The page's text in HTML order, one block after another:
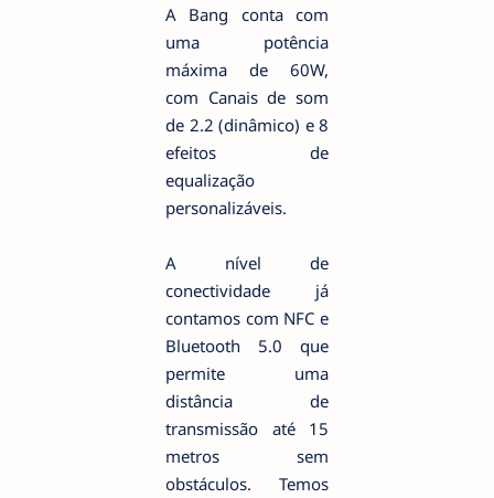
A Bang conta com
uma potência
máxima de 60W,
com Canais de som
de 2.2 (dinâmico) e 8
efeitos de
equalização
personalizáveis.
A nível de
conectividade já
contamos com NFC e
Bluetooth 5.0 que
permite uma
distância de
transmissão até 15
metros sem
obstáculos. Temos